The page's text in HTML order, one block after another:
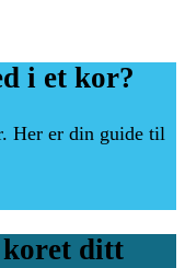
i et kor?
Her er din guide til
koret ditt